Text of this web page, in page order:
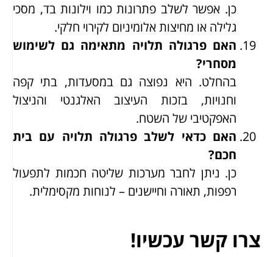
כן. אפשר לשלב פתרונות כמו וילונות בד, מסכי
גלילה או מחיצות אלומיניום לקירוי חלקי.
האם פרגולה תלויה מתאימה גם לשימוש
מסחרי?
בהחלט. היא נפוצה גם במסעדות, בתי קפה
וחנויות, בזכות העיצוב האלגנטי והניצול
האפקטיבי של השטח.
האם כדאי לשלב פרגולה תלויה עם בית
חכם?
כן. ניתן לחבר מערכות שליטה חכמות לתפעול
רפפות, תאורה וחיישנים – לנוחות מקסימלית.
צרו קשר עכשיו!